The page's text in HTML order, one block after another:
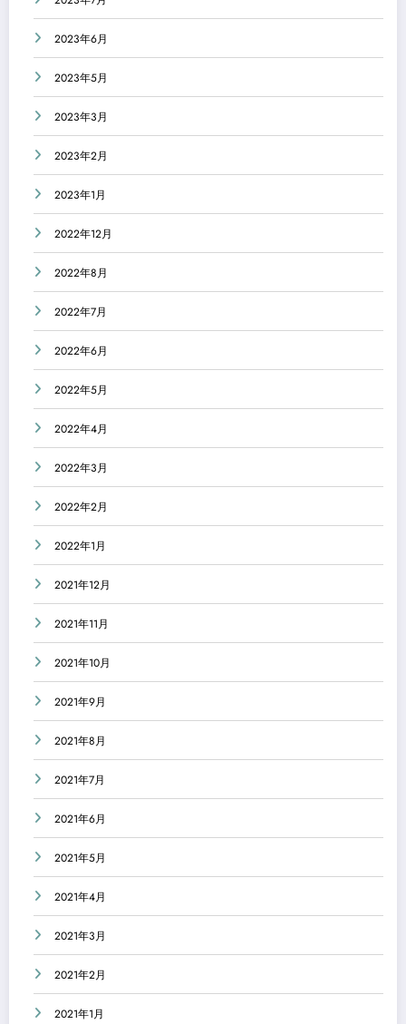
2023年6月
2023年5月
2023年3月
2023年2月
2023年1月
2022年12月
2022年8月
2022年7月
2022年6月
2022年5月
2022年4月
2022年3月
2022年2月
2022年1月
2021年12月
2021年11月
2021年10月
2021年9月
2021年8月
2021年7月
2021年6月
2021年5月
2021年4月
2021年3月
2021年2月
2021年1月